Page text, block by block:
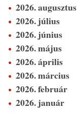
2026. augusztus
2026. július
2026. június
2026. május
2026. április
2026. március
2026. február
2026. január